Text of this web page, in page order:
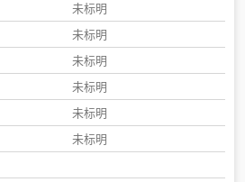
未标明
未标明
未标明
未标明
未标明
未标明